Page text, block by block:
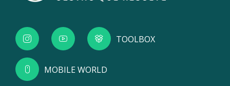
TOOLBOX
MOBILE WORLD